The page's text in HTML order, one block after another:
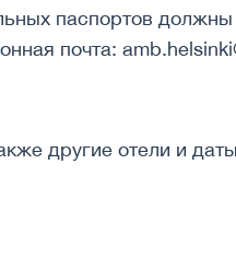
паспортов должны
почта:
другие отели и